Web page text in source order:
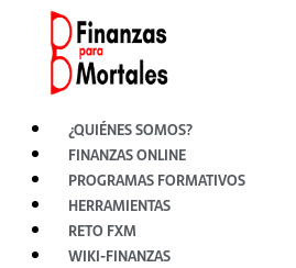
contenido
¿QUIÉNES SOMOS?
FINANZAS ONLINE
PROGRAMAS FORMATIVOS
HERRAMIENTAS
RETO FXM
WIKI-FINANZAS